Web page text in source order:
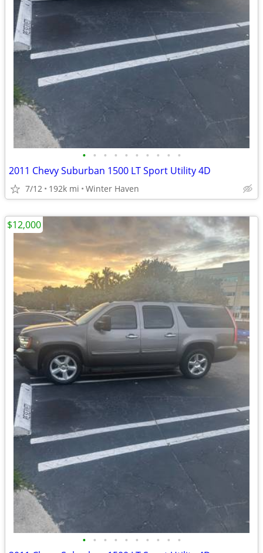
• • • • • • • • • •
2011 Chevy Suburban 1500 LT Sport Utility 4D
7/12 192k mi Winter Haven
• • • • • • • • • •
$12,000